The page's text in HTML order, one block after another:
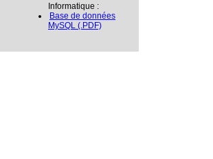
Informatique :
Base de données
MySQL (.PDF)